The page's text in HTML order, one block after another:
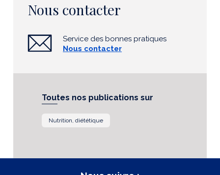
Nous contacter
Service des bonnes pratiques
Nous contacter
Toutes nos publications sur
Nutrition, diététique